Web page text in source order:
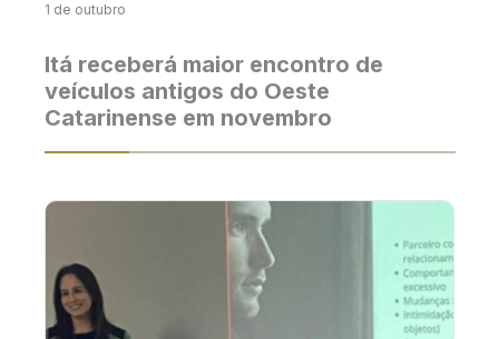
1 de outubro
Itá receberá maior encontro de
veículos antigos do Oeste
Catarinense em novembro